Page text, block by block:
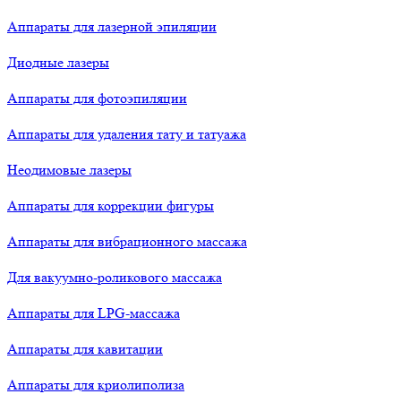
Аппараты для лазерной эпиляции
Диодные лазеры
Аппараты для фотоэпиляции
Аппараты для удаления тату и татуажа
Неодимовые лазеры
Аппараты для коррекции фигуры
Аппараты для вибрационного массажа
Для вакуумно-роликового массажа
Аппараты для LPG-массажа
Аппараты для кавитации
Аппараты для криолиполиза